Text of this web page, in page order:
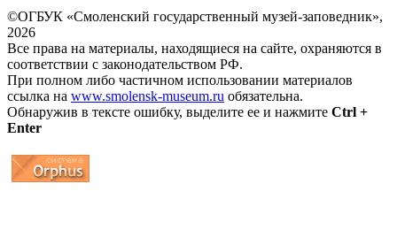
©ОГБУК «Смоленский государственный музей-заповедник»,
2026
Все права на материалы, находящиеся на сайте, охраняются в
соответствии с законодательством РФ.
При полном либо частичном использовании материалов
ссылка на www.smolensk-museum.ru обязательна.
Обнаружив в тексте ошибку, выделите ее и нажмите Ctrl +
Enter